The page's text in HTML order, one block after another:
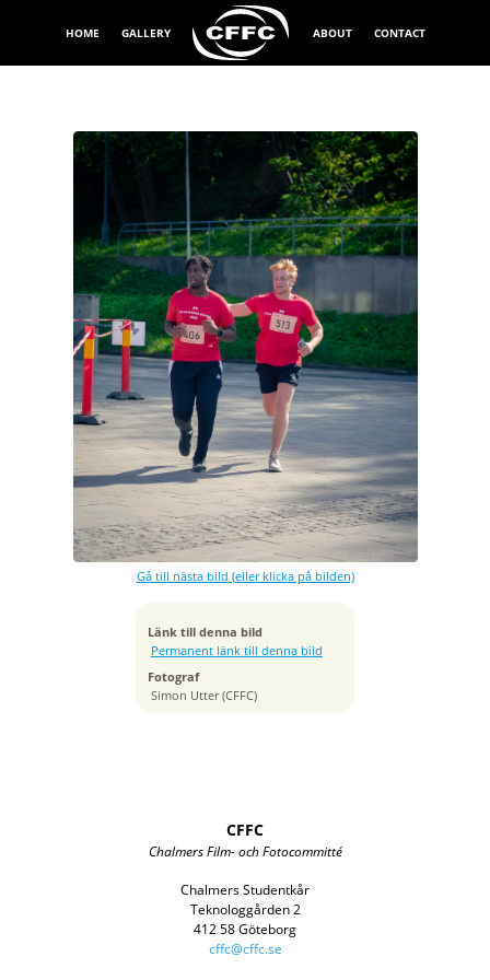
HOME GALLERY ABOUT CONTACT
Gå till nästa bild (eller klicka på bilden)
Länk till denna bild
Permanent länk till denna bild
Fotograf
Simon Utter (CFFC)
Exponeringstid
1/1000 sek
Bländare
f/3.5
Kamera
Canon EOS 5D Mark IV
Tagen
ISO
250
Brännvidd
85 mm
CFFC
Chalmers Film- och Fotocommitté
Chalmers Studentkår
Teknologgården 2
412 58 Göteborg
cffc@cffc.se